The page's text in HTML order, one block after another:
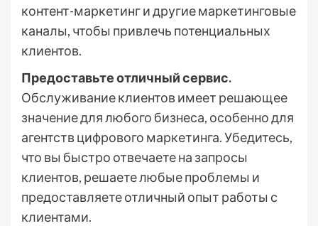
контент-маркетинг и другие маркетинговые
каналы, чтобы привлечь потенциальных
клиентов.
Предоставьте отличный сервис.
Обслуживание клиентов имеет решающее
значение для любого бизнеса, особенно для
агентств цифрового маркетинга. Убедитесь,
что вы быстро отвечаете на запросы
клиентов, решаете любые проблемы и
предоставляете отличный опыт работы с
клиентами.